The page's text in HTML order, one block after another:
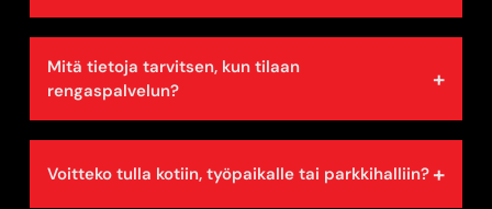
Mitä tietoja tarvitsen, kun tilaan
rengaspalvelun?
+
Voitteko tulla kotiin, työpaikalle tai parkkihalliin? +